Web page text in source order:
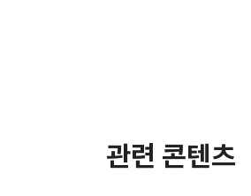
관련 콘텐츠